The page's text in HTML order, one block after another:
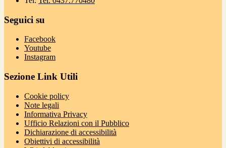
Seguici su
Facebook
Youtube
Instagram
Sezione Link Utili
Cookie policy
Note legali
Informativa Privacy
Ufficio Relazioni con il Pubblico
Dichiarazione di accessibilità
Obiettivi di accessibilità